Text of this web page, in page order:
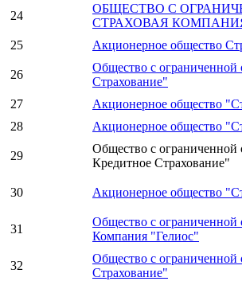
24
ОБЩЕСТВО С
СТРАХОВАЯ
25 Акционерное общество
26
Общество с ограниченной
Страхование"
27 Акционерное общество
28
Акционерное общество
29
Общество с ограниченной
Кредитное Страхование"
30 Акционерное общество
31
Общество с ограниченной
Компания "Гелиос"
32
Общество с
Страхование"